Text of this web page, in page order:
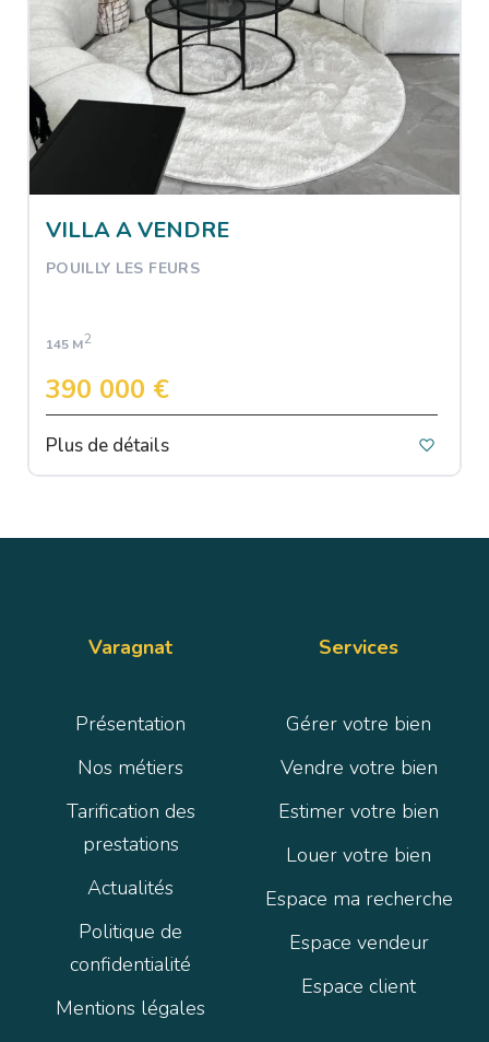
VILLA A VENDRE
POUILLY LES FEURS
145 M2
390 000 €
Plus de détails
Varagnat
Présentation
Nos métiers
Tarification des
prestations
Actualités
Politique de
confidentialité
Mentions légales
Services
Gérer votre bien
Vendre votre bien
Estimer votre bien
Louer votre bien
Espace ma recherche
Espace vendeur
Espace client